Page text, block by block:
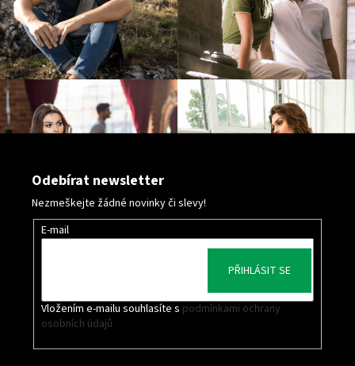
Odebírat newsletter
Nezmeškejte žádné novinky či slevy!
E-mail
Vložením e-mailu souhlasíte s podmínkami ochrany
osobních údajů
PŘIHLÁSIT SE